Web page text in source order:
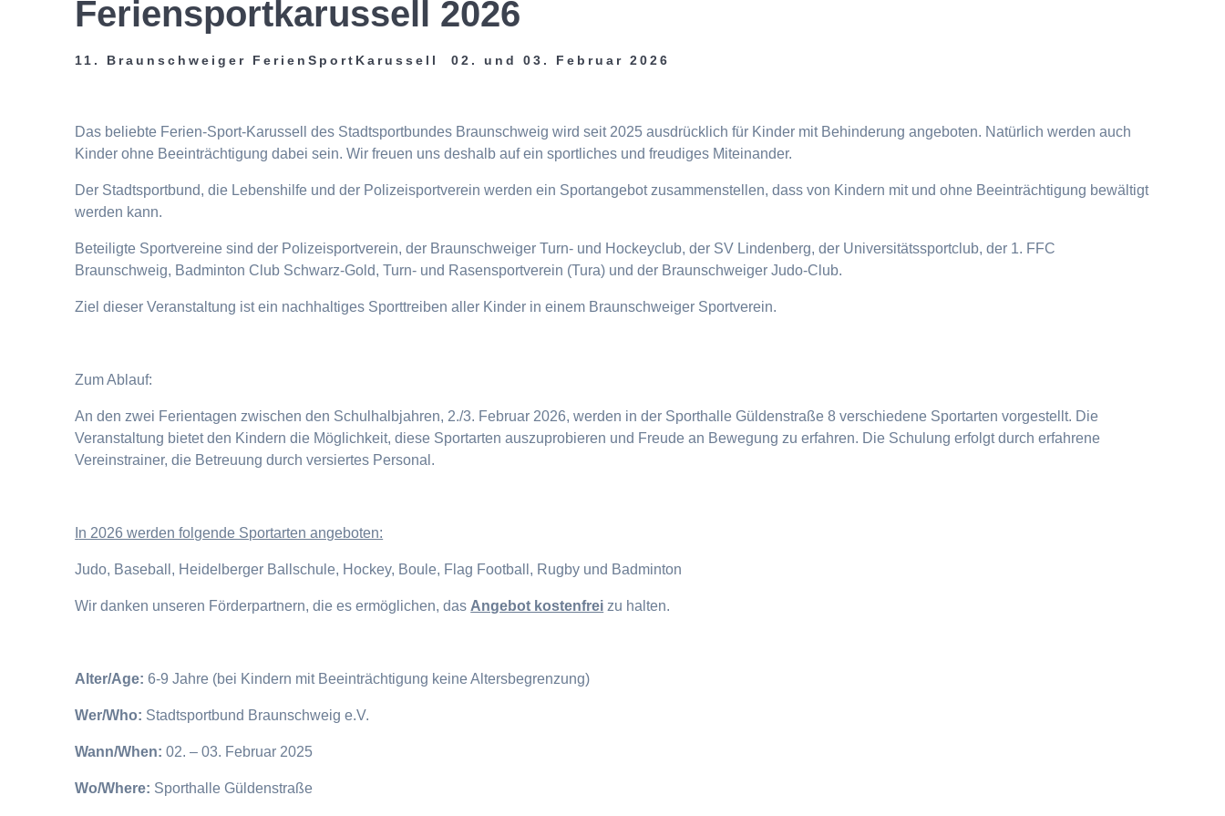
Feriensportkarussell 2026
11. Braunschweiger FerienSportKarussell 02. und 03. Februar 2026
Das beliebte Ferien-Sport-Karussell des Stadtsportbundes Braunschweig wird seit 2025 ausdrücklich für Kinder mit Behinderung angeboten. Natürlich werden auch
Kinder ohne Beeinträchtigung dabei sein. Wir freuen uns deshalb auf ein sportliches und freudiges Miteinander.
Der Stadtsportbund, die Lebenshilfe und der Polizeisportverein werden ein Sportangebot zusammenstellen, dass von Kindern mit und ohne Beeinträchtigung bewältigt
werden kann.
Beteiligte Sportvereine sind der Polizeisportverein, der Braunschweiger Turn- und Hockeyclub, der SV Lindenberg, der Universitätssportclub, der 1. FFC
Braunschweig, Badminton Club Schwarz-Gold, Turn- und Rasensportverein (Tura) und der Braunschweiger Judo-Club.
Ziel dieser Veranstaltung ist ein nachhaltiges Sporttreiben aller Kinder in einem Braunschweiger Sportverein.
Zum Ablauf:
An den zwei Ferientagen zwischen den Schulhalbjahren, 2./3. Februar 2026, werden in der Sporthalle Güldenstraße 8 verschiedene Sportarten vorgestellt. Die
Veranstaltung bietet den Kindern die Möglichkeit, diese Sportarten auszuprobieren und Freude an Bewegung zu erfahren. Die Schulung erfolgt durch erfahrene
Vereinstrainer, die Betreuung durch versiertes Personal.
n 2026 werden folgende Sportarten angeboten:
Judo, Baseball, Heidelberger Ballschule, Hockey, Boule, Flag Football, Rugby und Badminton
Wir danken unseren Förderpartnern, die es ermöglichen, das Angebot kostenfrei zu halten.
Alter/Age:6-9 Jahre (bei Kindern mit Beeinträchtigung keine Altersbegrenzung)
Wer/Who: Stadtsportbund Braunschweig e.V.
Wann/When:02. – 03. Februar 2025
Wo/Where: Sporthalle Güldenstraße